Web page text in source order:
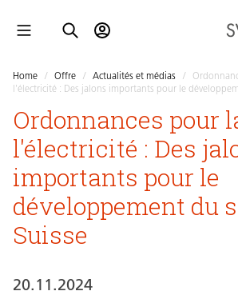
Home / Offre / Actualités et médias /
l'électricité : Des jalons importants pour le
Ordonnances pour
l'électricité : Des
importants pour le
développement du
Suisse
20.11.2024